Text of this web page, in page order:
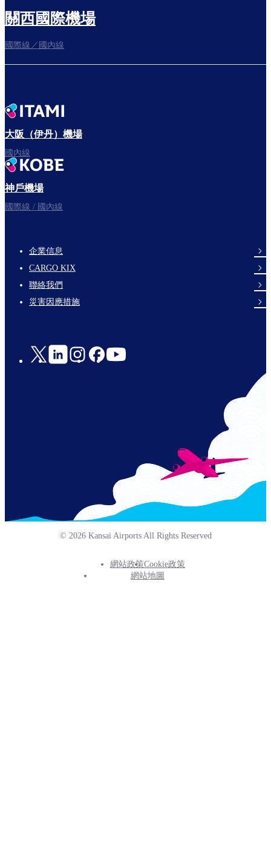
出發啦！
祝您旅途愉快。
關西國際機場
國際線／國內線
大阪（伊丹）機場
國內線
神戶機場
國際線 / 國內線
footer-
links-
en-
企業信息
CARGO KIX
聯絡我們
災害因應措施
Social
© 2026 Kansai Airports All Rights Reserved
Footer
網站政策Cookie政策
網站地圖